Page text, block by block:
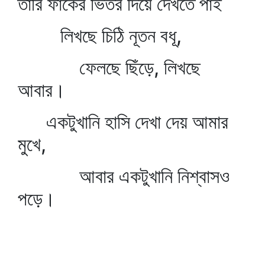
লিখছে চিঠি নূতন বধূ,
ফেলছে ছিঁড়ে, লিখছে
আবার।
একটুখানি হাসি দেখা দেয় আমার
মুখে,
আবার একটুখানি নিশ্বাসও
পড়ে।